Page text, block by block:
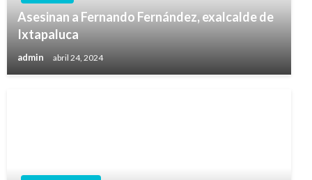
Asesinan a Fernando Fernández, exalcalde de
Ixtapaluca
admin abril 24, 2024